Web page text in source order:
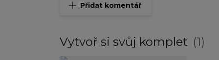
Přidat komentář
Vytvoř si svůj komplet 1